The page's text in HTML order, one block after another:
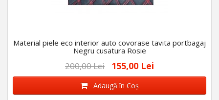
Material piele eco interior auto covorase tavita portbagaj
Negru cusatura Rosie
200,00 Lei 155,00 Lei
Adaugă în Coş